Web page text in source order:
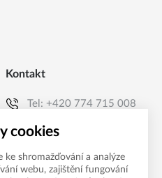
Kontakt
Tel: +420 774 715 008
E-mail:
cookies
shromažďování a analýze
webu, zajištění fungování